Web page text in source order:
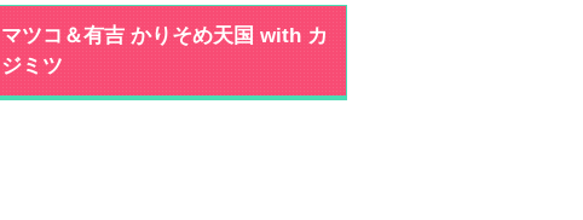
マツコ＆有吉 かりそめ天国 with カ
ジミツ